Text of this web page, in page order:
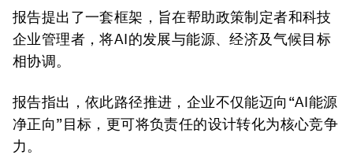
报告提出了一套框架，旨在帮助政策制定者和科技
企业管理者，将AI的发展与能源、经济及气候目标
相协调。
报告指出，依此路径推进，企业不仅能迈向“AI能源
净正向”目标，更可将负责任的设计转化为核心竞争
力。